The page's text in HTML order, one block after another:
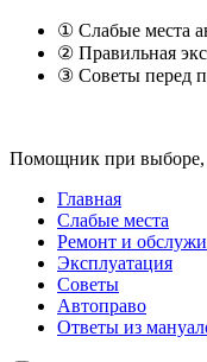
① Слабые места
② Правильная
③ Советы перед
Помощник при выборе,
Главная
Слабые места
Ремонт и
Эксплуатация
Советы
Автоправо
Ответы из